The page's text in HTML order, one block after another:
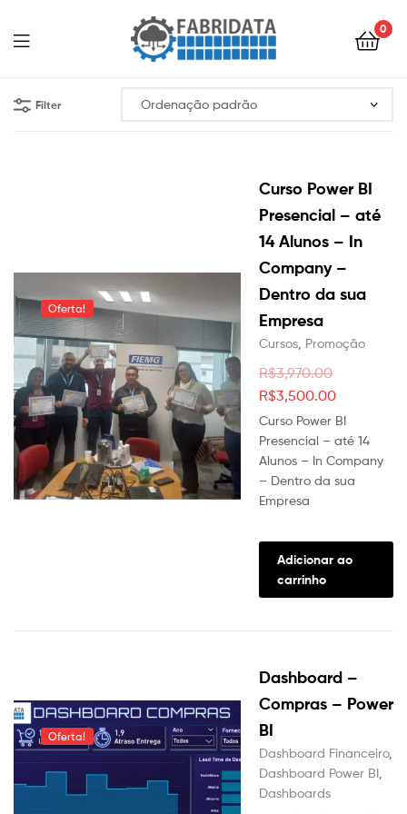
0
Menu
Filter
Oferta!
Curso Power BI
Presencial – até
14 Alunos – In
Company –
Dentro da sua
Empresa
Cursos, Promoção
R$3,970.00
O
preço
original
era:
R$3,970.00.
R$3,500.00O
preço
atual
é:
Curso Power BI
Presencial – até 14
Alunos – In Company
– Dentro da sua
Empresa
Adicionar ao
carrinho
Oferta!
Dashboard –
Compras – Power
BI
Dashboard Financeiro,
Dashboard Power BI
Dashboards